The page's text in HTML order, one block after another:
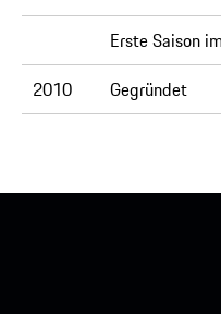
Erste Saison
2010
Gegründet